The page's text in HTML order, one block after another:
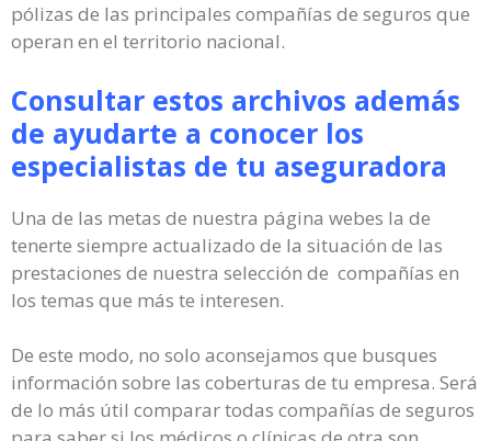
pólizas de las principales compañías de seguros que
operan en el territorio nacional.
Consultar estos archivos además
de ayudarte a conocer los
especialistas de tu aseguradora
Una de las metas de nuestra página webes la de
tenerte siempre actualizado de la situación de las
prestaciones de nuestra selección de compañías en
los temas que más te interesen.
De este modo, no solo aconsejamos que busques
información sobre las coberturas de tu empresa. Será
de lo más útil comparar todas compañías de seguros